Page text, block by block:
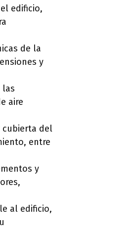
edificio,
de la
y
las
aire
cubierta del
entre
y
al edificio,